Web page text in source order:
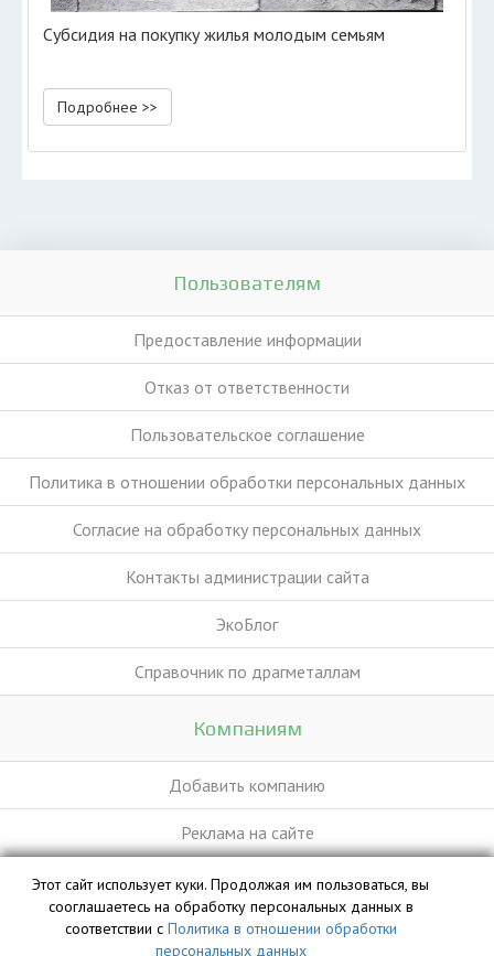
Субсидия на покупку жилья молодым семьям
Подробнее >>
Пользователям
Предоставление информации
Отказ от ответственности
Пользовательское соглашение
Политика в отношении обработки персональных данных
Согласие на обработку персональных данных
Контакты администрации сайта
ЭкоБлог
Справочник по драгметаллам
Компаниям
Добавить компанию
Реклама на сайте
База данных сайта vyvoz.org является интеллектуальной
собственностью ООО «Профит» и охраняется законом.
Этот сайт использует куки. Продолжая им пользоваться, вы
сооглашаетесь на обработку персональных данных в
соответствии с Политика в отношении обработки
персональных данных